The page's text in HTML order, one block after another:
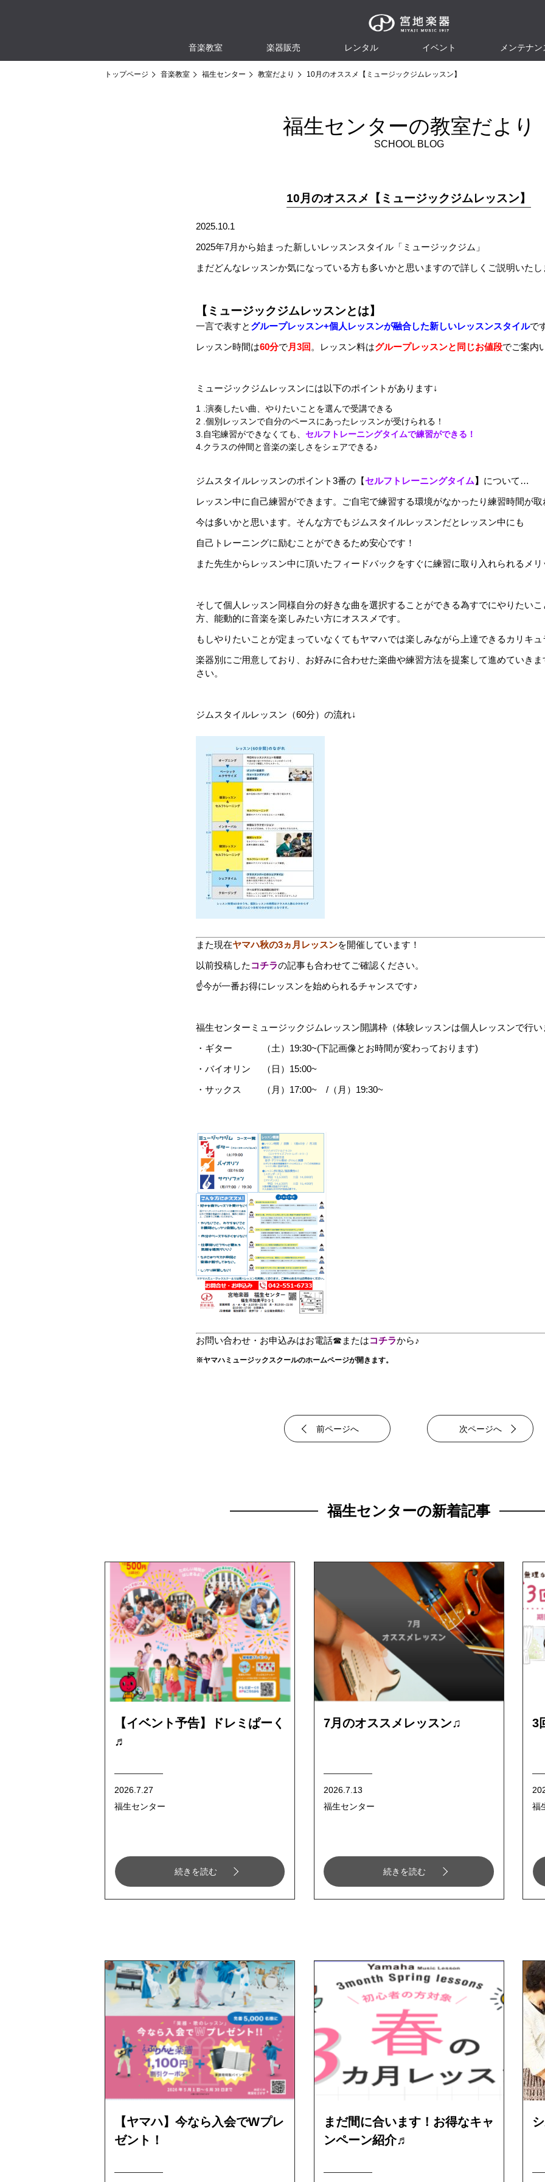
音楽教室 楽器販売 レンタル イベント メンテナン
トップページ 音楽教室 福生センター 教室だより 10月のオススメ【ミュージックジムレッスン】
福生センターの教室だより
SCHOOL BLOG
10月のオススメ【ミュージックジムレッスン】
2025.10.1
2025年7月から始まった新しいレッスンスタイル「ミュージックジム」
まだどんなレッスンか気になっている方も多いかと思いますので詳しくご説明いたし
【ミュージックジムレッスンとは】
一言で表すと グループレッスン+個人レッスンが融合した新しいレッスンスタイルで
レッスン時間は60分で月3回 。レッスン料はグループレッスンと同じお値段でご案内
ミュージックジムレッスンには以下のポイントがあります↓
1 .演奏したい曲、やりたいことを選んで受講できる
2 .個別レッスンで自分のペースにあったレッスンが受けられる！
3. 自宅練習ができなくても、 セルフトレーニングタイムで練習ができる！
4. クラスの仲間と音楽の楽しさをシェアできる♪
ジムスタイルレッスンのポイント3番の【セルフトレーニングタイム】 について…
レッスン中に自己練習ができます。ご自宅で練習する環境がなかったり練習時間が
今は多いかと思います。そんな方でもジムスタイルレッスンだとレッスン中にも
自己トレーニングに励むことができるため安心です！
また先生からレッスン中に頂いたフィードバックをすぐに練習に取り入れられるメ
そして個人レッスン同様自分の好きな曲を選択することができる為すでにやりたい
方、能動的に音楽を楽しみたい方にオススメです。
もしやりたいことが定まっていなくてもヤマハでは楽しみながら上達できるカリキュ
楽器別にご用意しており、お好みに合わせた楽曲や練習方法を提案して進めていき
さい。
ジムスタイルレッスン（60分）の流れ↓
また現在ヤマハ秋の3ヵ月レッスンを開催しています！
以前投稿した コチラの記事も合わせてご確認ください。
☝今が一番お得にレッスンを始められるチャンスです♪
福生センターミュージックジムレッスン開講枠（体験レッスンは個人レッスンで行い
・ギター （土）19:30~(下記画像とお時間が変わっております)
・バイオリン （日）15:00~
・サックス （月）17:00~ /（月）19:30~
お問い合わせ・お申込みはお電話☎またはコチラから♪
※ヤマハミュージックスクールのホームページが開きます。
前ページへ 次ページへ
福生センターの新着記事
【イベント予告】ドレミぱーく
♬
2026.7.27
福生センター
続きを読む
7月のオススメレッスン♫
2026.7.13
福生センター
続きを読む
3
福
【ヤマハ】今なら入会でWプレ
ゼント！
まだ間に合います！お得なキャ
ンペーン紹介♬